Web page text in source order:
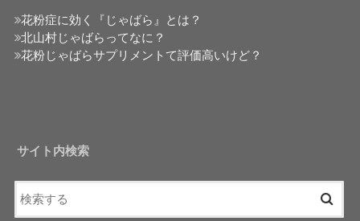
花粉症に効く『じゃばら』とは？
北山村じゃばらってなに？
花粉じゃばらサプリメントて評価高いけど？
サイト内検索